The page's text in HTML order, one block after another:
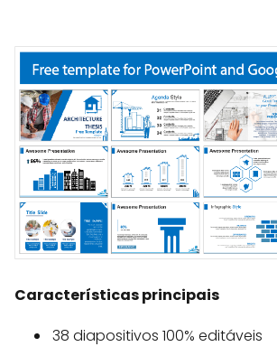
Características principais
38 diapositivos 100% editáveis